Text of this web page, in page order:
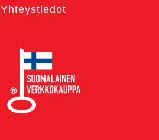
Yhteystiedot